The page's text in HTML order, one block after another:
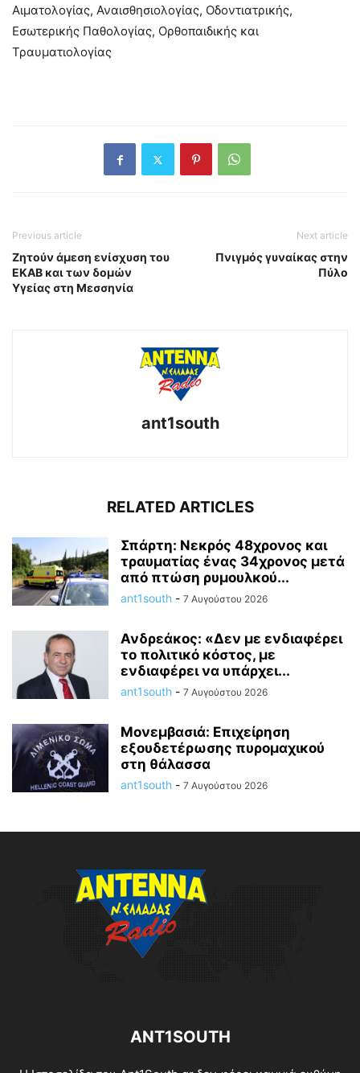
Αιματολογίας, Αναισθησιολογίας, Οδοντιατρικής,
Εσωτερικής Παθολογίας, Ορθοπαιδικής και
Τραυματιολογίας
Previous article
Ζητούν άμεση ενίσχυση του
ΕΚΑΒ και των δομών
Υγείας στη Μεσσηνία
Next article
Πνιγμός γυναίκας στην
Πύλο
ant1south
RELATED ARTICLES
Σπάρτη: Νεκρός 48χρονος και
τραυματίας ένας 34χρονος μετά
από πτώση ρυμουλκού...
ant1south - 7 Αυγούστου 2026
Ανδρεάκος: «Δεν με ενδιαφέρει
το πολιτικό κόστος, με
ενδιαφέρει να υπάρχει...
ant1south - 7 Αυγούστου 2026
Μονεμβασιά: Επιχείρηση
εξουδετέρωσης πυρομαχικού
στη θάλασσα
ant1south - 7 Αυγούστου 2026
ANT1SOUTH